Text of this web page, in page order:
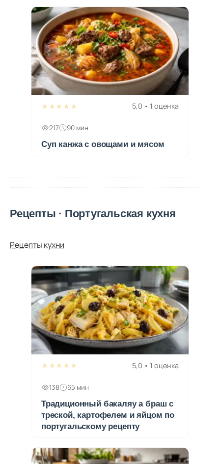
★★★★★ 5,0 • 1 оценка
217 90 мин
Суп канжа с овощами и мясом
Рецепты · Португальская кухня
Рецепты кухни
★★★★★ 5,0 • 1 оценка
138 65 мин
Традиционный бакаляу а браш с
треской, картофелем и яйцом по
португальскому рецепту